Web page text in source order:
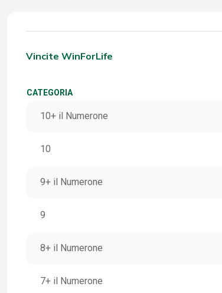
Vincite WinForLife
CATEGORIA
10+ il Numerone
10
9+ il Numerone
9
8+ il Numerone
7+ il Numerone